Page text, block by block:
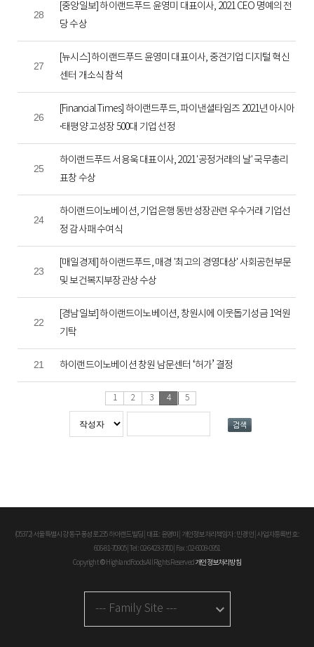
28
[중앙일보] 하이랜드푸드 윤영미 대표이사, 2021 CEO 명예의 전
당 수상
27
[뉴시스] 하이랜드푸드 윤영미 대표이사, 중견기업 디지털 혁신
센터 개소식 참석
26
[Financial Times] 하이랜드푸드, 파이낸셜타임즈 2021년 아시아
·태평양 고성장 500대 기업 선정
25
하이랜드푸드 서용욱 대표이사, 2021 '공정거래의 날' 국무총리
표창 수상
24
하이랜드이노베이션, 기업은행 동반성장관련 우수거래 기업선
정 감사패 수여식
23
[매일경제] 하이랜드푸드, 매경 '최고의 경영대상' 사회공헌부문
및 보건복지부장관상 수상
22
[경남일보] 하이랜드이노베이션, 창원시에 이웃돕기성금 1억원
기탁
21 하이랜드이노베이션 창원 남문센터 ‘허가’ 결정
1 2 3 4 5
(05372) 서울특별시 강동구 풍성로 235 하이랜드빌딩 | 대표 : 윤영미 | 개인정보처리책임자 : 민경인 | 사업자등록번호 :
606-81-70905 | Tel : 02-6423-3700 | Fax : 02-6008-0951
Copyright © HighlandFoods All Rights Reserved개인정보처리방침